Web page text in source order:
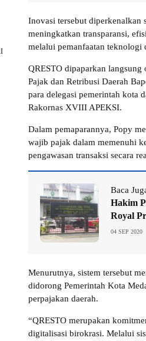
Inovasi tersebut diperkenalkan
meningkatkan transparansi,
melalui pemanfaatan teknologi
QRESTO dipaparkan langsung
Pajak dan Retribusi Daerah
para delegasi pemerintah kota
Rakornas XVIII APEKSI.
Dalam pemaparannya, Popy
wajib pajak dalam memenuhi
pengawasan transaksi secara
Baca
Hakim
Royal
04 SEP 2020
Menurutnya, sistem tersebut
didorong Pemerintah Kota
perpajakan daerah.
“QRESTO merupakan
digitalisasi birokrasi. Melalui